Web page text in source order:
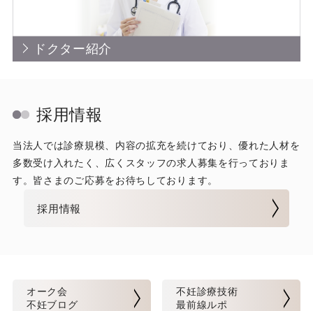
ドクター紹介
採用情報
当法人では診療規模、内容の拡充を続けており、優れた人材を
多数受け入れたく、広くスタッフの求人募集を行っておりま
す。皆さまのご応募をお待ちしております。
採用情報
オーク会
不妊ブログ
不妊診療技術
最前線ルポ